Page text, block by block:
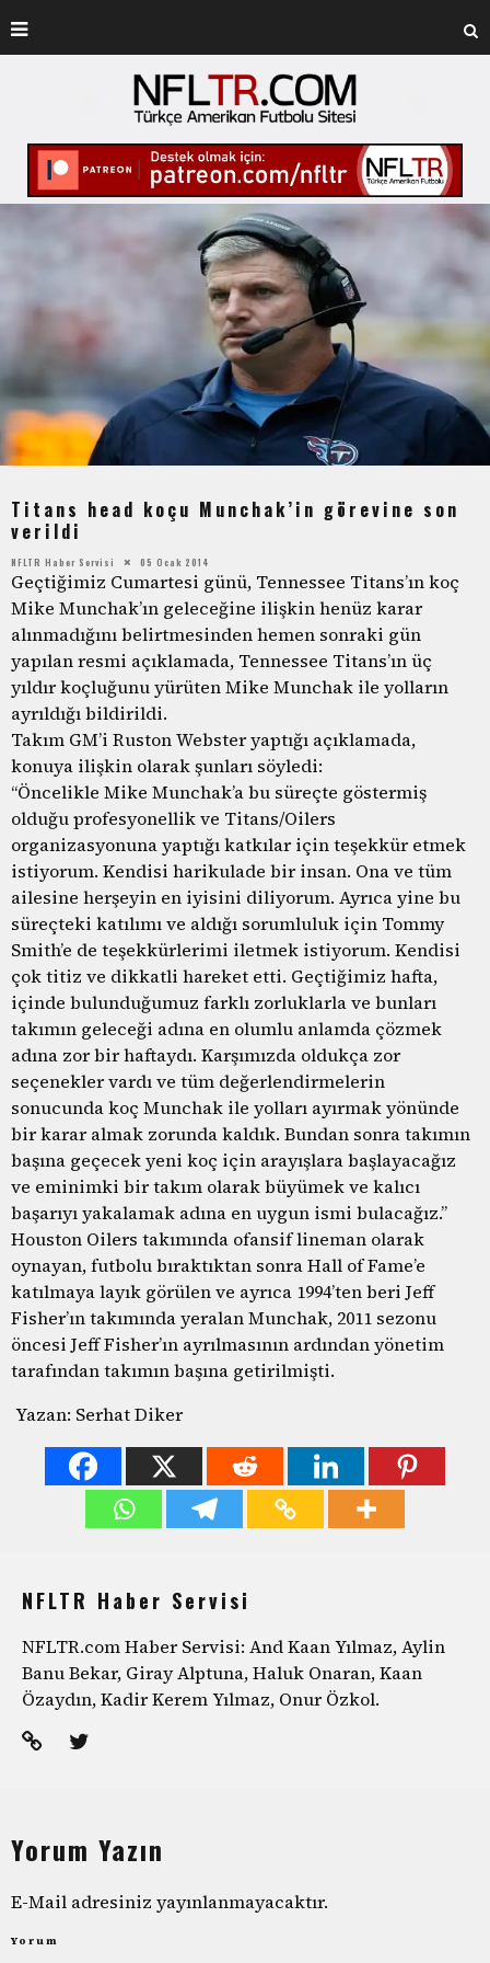
Titans head koçu Munchak’in görevine son
verildi
NFLTR Haber Servisi 05 Ocak 2014
Geçtiğimiz Cumartesi günü, Tennessee Titans’ın koç
Mike Munchak’ın geleceğine ilişkin henüz karar
alınmadığını belirtmesinden hemen sonraki gün
yapılan resmi açıklamada, Tennessee Titans’ın üç
yıldır koçluğunu yürüten Mike Munchak ile yolların
ayrıldığı bildirildi.
Takım GM’i Ruston Webster yaptığı açıklamada,
konuya ilişkin olarak şunları söyledi:
“Öncelikle Mike Munchak’a bu süreçte göstermiş
olduğu profesyonellik ve Titans/Oilers
organizasyonuna yaptığı katkılar için teşekkür etmek
istiyorum. Kendisi harikulade bir insan. Ona ve tüm
ailesine herşeyin en iyisini diliyorum. Ayrıca yine bu
süreçteki katılımı ve aldığı sorumluluk için Tommy
Smith’e de teşekkürlerimi iletmek istiyorum. Kendisi
çok titiz ve dikkatli hareket etti. Geçtiğimiz hafta,
içinde bulunduğumuz farklı zorluklarla ve bunları
takımın geleceği adına en olumlu anlamda çözmek
adına zor bir haftaydı. Karşımızda oldukça zor
seçenekler vardı ve tüm değerlendirmelerin
sonucunda koç Munchak ile yolları ayırmak yönünde
bir karar almak zorunda kaldık. Bundan sonra takımın
başına geçecek yeni koç için arayışlara başlayacağız
ve eminimki bir takım olarak büyümek ve kalıcı
başarıyı yakalamak adına en uygun ismi bulacağız.”
Houston Oilers takımında ofansif lineman olarak
oynayan, futbolu bıraktıktan sonra Hall of Fame’e
katılmaya layık görülen ve ayrıca 1994’ten beri Jeff
Fisher’ın takımında yeralan Munchak, 2011 sezonu
öncesi Jeff Fisher’ın ayrılmasının ardından yönetim
tarafından takımın başına getirilmişti.
Yazan: Serhat Diker
NFLTR Haber Servisi
NFLTR.com Haber Servisi: And Kaan Yılmaz, Aylin
Banu Bekar, Giray Alptuna, Haluk Onaran, Kaan
Özaydın, Kadir Kerem Yılmaz, Onur Özkol.
Yorum Yazın
E-Mail adresiniz yayınlanmayacaktır.
Yorum